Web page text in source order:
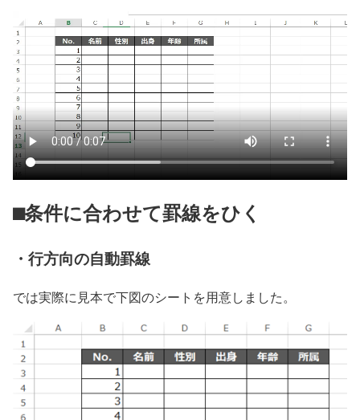
⬛︎条件に合わせて罫線をひく
・行方向の自動罫線
では実際に見本で下図のシートを用意しました。